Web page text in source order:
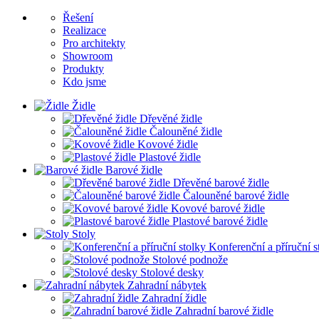
Řešení
Realizace
Pro architekty
Showroom
Produkty
Kdo jsme
Židle
Dřevěné židle
Čalouněné židle
Kovové židle
Plastové židle
Barové židle
Dřevěné barové židle
Čalouněné barové židle
Kovové barové židle
Plastové barové židle
Stoly
Konferenční a příruční
Stolové podnože
Stolové desky
Zahradní nábytek
Zahradní židle
Zahradní barové židle